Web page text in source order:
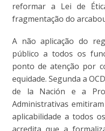
reformar a Lei de
fragmentação do
A não aplicação do
público a todos os
ponto de atenção por
equidade. Segunda a
de la Nación e a
Administrativas
aplicabilidade a todos